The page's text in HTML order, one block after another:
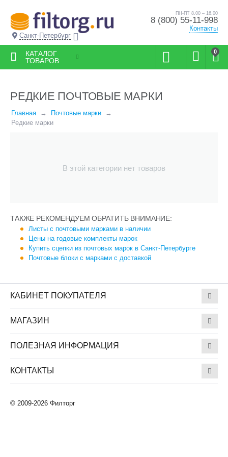
Санкт-Петербург
ПН-ПТ 8.00 – 16.00
8 (800) 55-11-998
Контакты
0
КАТАЛОГ
ТОВАРОВ
РЕДКИЕ ПОЧТОВЫЕ МАРКИ
Главная
Почтовые марки
Редкие марки
В этой категории нет товаров
ТАКЖЕ РЕКОМЕНДУЕМ ОБРАТИТЬ ВНИМАНИЕ:
Листы с почтовыми марками в наличии
Цены на годовые комплекты марок
Купить сцепки из почтовых марок в Санкт-Петербурге
Почтовые блоки с марками с доставкой
КАБИНЕТ ПОКУПАТЕЛЯ
МАГАЗИН
ПОЛЕЗНАЯ ИНФОРМАЦИЯ
КОНТАКТЫ
© 2009-2026 Филторг